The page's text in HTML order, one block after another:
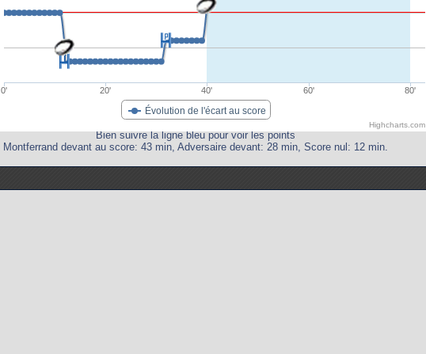
Évolution de l'écart au score
0' 20' 40' 60' 80'
Highcharts.com
Bien suivre la ligne bleu pour voir les points
Montferrand devant au score: 43 min, Adversaire devant: 28 min, Score nul: 12 min.